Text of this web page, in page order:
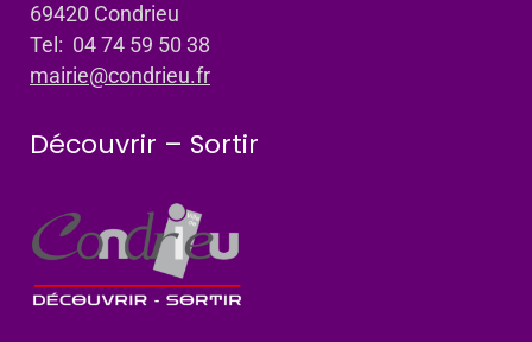
69420 Condrieu
Tel: 04 74 59 50 38
mairie@condrieu.fr
Découvrir – Sortir